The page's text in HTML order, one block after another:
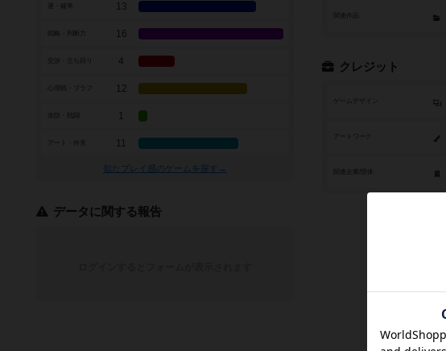
関連作品
クレジット
ゲームデザイン
アートワーク
13
戦略・判断力 16
4
12
1
アート・外見 11
似たプレイ感のゲームを探す→
データに関する報告